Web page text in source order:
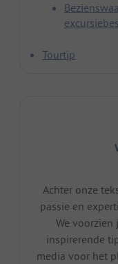
Tourtip
Achter onze
passie en
We voorzien
inspirerende
media voor het